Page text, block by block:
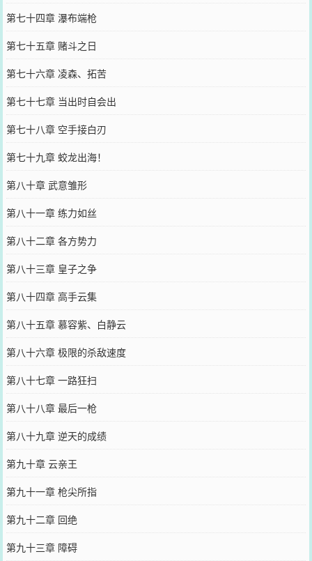
第七十四章 瀑布端枪
第七十五章 赌斗之日
第七十六章 凌森、拓苦
第七十七章 当出时自会出
第七十八章 空手接白刃
第七十九章 蛟龙出海！
第八十章 武意雏形
第八十一章 练力如丝
第八十二章 各方势力
第八十三章 皇子之争
第八十四章 高手云集
第八十五章 慕容紫、白静云
第八十六章 极限的杀敌速度
第八十七章 一路狂扫
第八十八章 最后一枪
第八十九章 逆天的成绩
第九十章 云亲王
第九十一章 枪尖所指
第九十二章 回绝
第九十三章 障碍